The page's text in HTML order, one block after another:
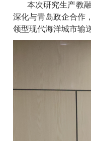
本次研究生产教
深化与青岛政企合作
领型现代海洋城市输